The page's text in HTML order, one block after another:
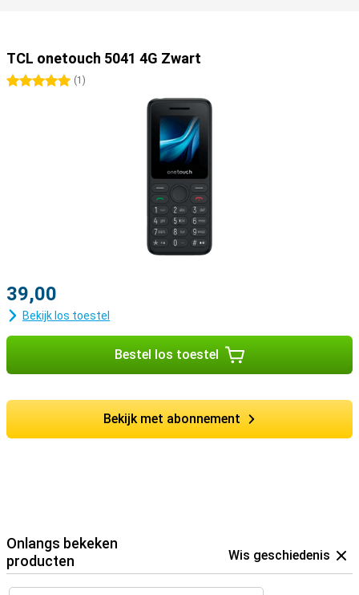
TCL onetouch 5041 4G Zwart
5 sterren
(1 )
39,00
Bekijk los toestel
Bestel los toestel
Bekijk met abonnement
Onlangs bekeken
producten
Wis geschiedenis